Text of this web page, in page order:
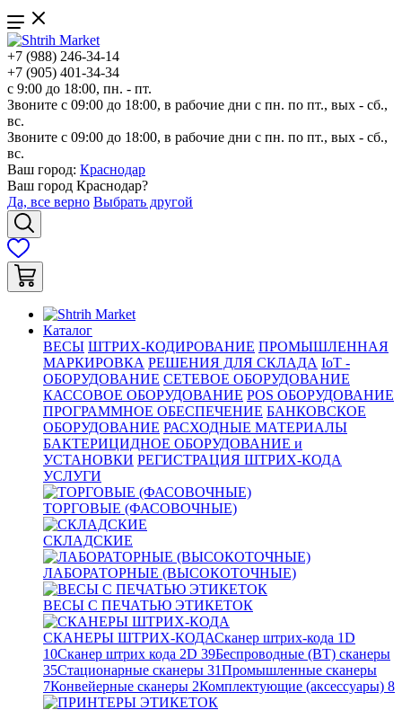
+7 (988) 246-34-14
+7 (905) 401-34-34
с 9:00 до 18:00, пн. - пт.
Звоните с 09:00 до 18:00, в рабочие дни с пн. по пт., вых - сб.,
вс.
Звоните с 09:00 до 18:00, в рабочие дни с пн. по пт., вых - сб.,
вс.
Ваш город: Краснодар
Ваш город Краснодар?
Да, все верно Выбрать другой
Каталог
ВЕСЫ ШТРИХ-КОДИРОВАНИЕ ПРОМЫШЛЕННАЯ
МАРКИРОВКА РЕШЕНИЯ ДЛЯ СКЛАДА IoT -
ОБОРУДОВАНИЕ СЕТЕВОЕ ОБОРУДОВАНИЕ
КАССОВОЕ ОБОРУДОВАНИЕ POS ОБОРУДОВАНИЕ
ПРОГРАММНОЕ ОБЕСПЕЧЕНИЕ БАНКОВСКОЕ
ОБОРУДОВАНИЕ РАСХОДНЫЕ МАТЕРИАЛЫ
БАКТЕРИЦИДНОЕ ОБОРУДОВАНИЕ и
УСТАНОВКИ РЕГИСТРАЦИЯ ШТРИХ-КОДА
УСЛУГИ
ТОРГОВЫЕ (ФАСОВОЧНЫЕ)
СКЛАДСКИЕ
ЛАБОРАТОРНЫЕ (ВЫСОКОТОЧНЫЕ)
ВЕСЫ С ПЕЧАТЬЮ ЭТИКЕТОК
СКАНЕРЫ ШТРИХ-КОДАСканер штрих-кода 1D
10Сканер штрих кода 2D 39Беспроводные (BT) сканеры
35Стационарные сканеры 31Промышленные сканеры
7Конвейерные сканеры 2Комплектующие (аксессуары) 8